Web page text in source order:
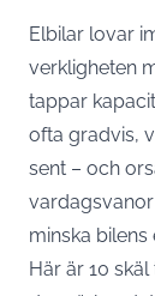
Elbilar lovar
verkligheten
tappar
ofta gradvis,
sent – och
minska bilens
Här är 10